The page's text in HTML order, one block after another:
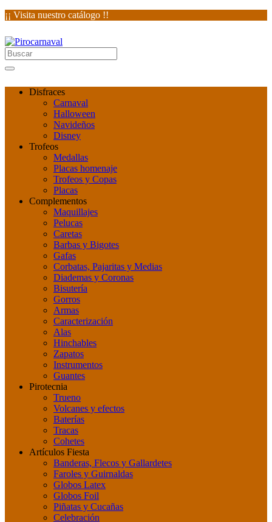
¡¡ Visita nuestro catálogo !!
Disfraces
Carnaval
Halloween
Navideños
Disney
Trofeos
Medallas
Placas homenaje
Trofeos y Copas
Placas
Complementos
Maquillajes
Pelucas
Caretas
Barbas y Bigotes
Gafas
Corbatas, Pajaritas y Medias
Diademas y Coronas
Bisutería
Gorros
Armas
Caracterización
Alas
Hinchables
Zapatos
Instrumentos
Guantes
Pirotecnia
Trueno
Volcanes y efectos
Baterías
Tracas
Cohetes
Artículos Fiesta
Banderas, Flecos y Gallardetes
Faroles y Guirnaldas
Globos Latex
Globos Foil
Piñatas y Cucañas
Celebración